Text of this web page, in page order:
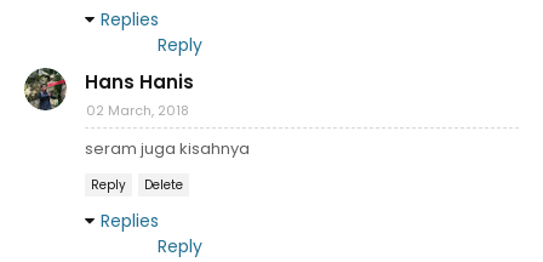
Replies
Reply
Hans Hanis
02 March, 2018
seram juga kisahnya
Reply Delete
Replies
Reply